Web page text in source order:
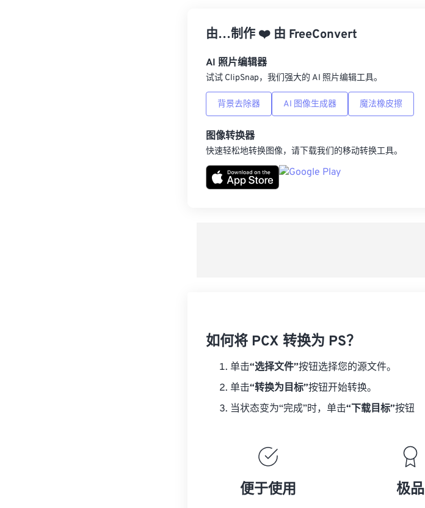
由…制作 ❤️ 由 FreeConvert
AI 照片编辑器
试试 ClipSnap，我们强大的 AI 照片编辑工具。
背景去除器 AI 图像生成器 魔法橡皮擦
图像转换器
快速轻松地转换图像，请下载我们的移动转换工具。
如何将 PCX 转换为 PS？
单击“选择文件”按钮选择您的源文件。
单击“转换为目标”按钮开始转换。
当状态变为“完成”时，单击“下载目标”按钮
便于使用 极品